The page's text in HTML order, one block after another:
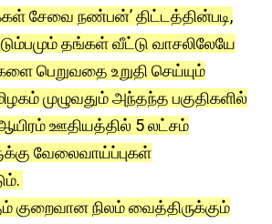
சேவை நண்பன்’ திட்டத்தின்படி,
தங்கள் வீட்டு வாசலிலேயே
பெறுவதை உறுதி செய்யும்
முழுவதும் அந்தந்த பகுதிகளில்
ஊதியத்தில் 5 லட்சம்
வேலைவாய்ப்புகள்
குறைவான நிலம் வைத்திருக்கும்